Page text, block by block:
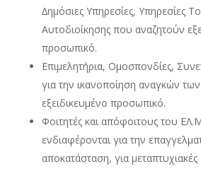
∆ηµόσιες Υπηρεσίες, Υπηρεσίες
Αυτοδιοίκησης που αναζητούν
προσωπικό.
Επιµελητήρια, Οµοσπονδίες,
για την ικανοποίηση αναγκών
εξειδικευµένο προσωπικό.
Φοιτητές και απόφοιτους του
ενδιαφέρονται για την
αποκατάσταση, για